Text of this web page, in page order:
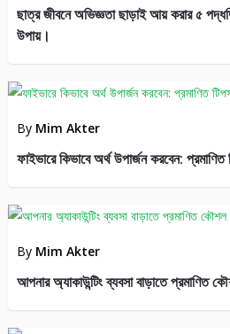
ছাত্র জীবনে অভিজ্ঞতা ছাড়াই আয় করার ৫
উপায়।
By Mim Akter
ফাইভারে কিভাবে অর্থ উপার্জন করবেন:
By Mim Akter
আপনার অ্যাকাউন্টিং ব্যবসা বাড়াতে প্রমাণিত